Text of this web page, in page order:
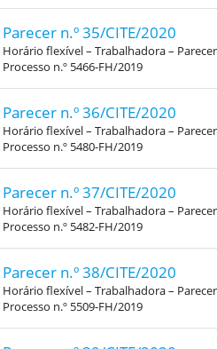
Parecer n.º 35/CITE/2020
Horário flexível – Trabalhadora –
Processo n.º 5466-FH/2019
Parecer n.º 36/CITE/2020
Horário flexível – Trabalhadora –
Processo n.º 5480-FH/2019
Parecer n.º 37/CITE/2020
Horário flexível – Trabalhadora –
Processo n.º 5482-FH/2019
Parecer n.º 38/CITE/2020
Horário flexível – Trabalhadora –
Processo n.º 5509-FH/2019